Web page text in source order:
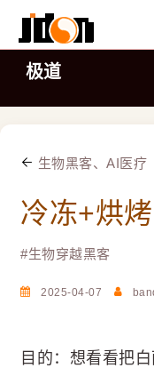
极道
生物黑客、AI医疗
冷冻+烘
#生物穿越黑客
2025-04-07
目的：想看看把